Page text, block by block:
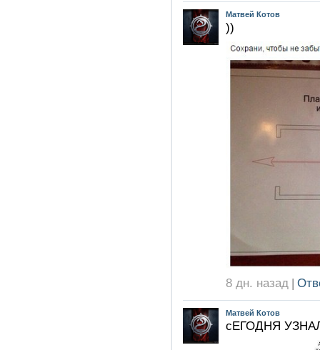
Матвей Котов
))
8 дн. назад |
Матвей Котов
сЕГОДНЯ